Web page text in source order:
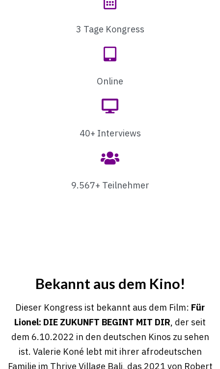
3 Tage Kongress
Online
40+ Interviews
9.567+ Teilnehmer
Bekannt aus dem Kino!
Dieser Kongress ist bekannt aus dem Film: Für
Lionel: DIE ZUKUNFT BEGINT MIT DIR, der seit
dem 6.10.2022 in den deutschen Kinos zu sehen
ist. Valerie Koné lebt mit ihrer afrodeutschen
Familie im Thrive Village Bali, das 2021 von Robert